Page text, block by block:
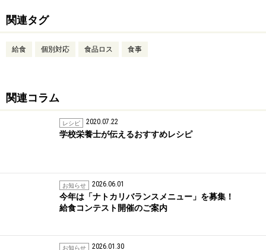
関連タグ
給食 個別対応 食品ロス 食事
関連コラム
レシピ 2020.07.22
学校栄養士が伝えるおすすめレシピ
お知らせ 2026.06.01
今年は「ナトカリバランスメニュー」を募集！
給食コンテスト開催のご案内
お知らせ 2026.01.30